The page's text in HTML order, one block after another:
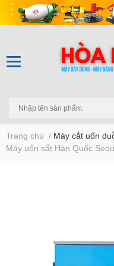
Trang chủ / Máy cắt uốn
Máy uốn sắt Hàn Quốc